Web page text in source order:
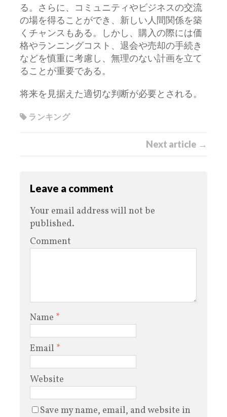
る。さらに、コミュニティやビジネスの交流
の場を得ることができ、新しい人間関係を築
くチャンスもある。しかし、購入の際には価
格やランニングコスト、退会や売却の手続き
などを慎重に考慮し、無理のない計画を立て
ることが重要である。
将来を見据えた適切な判断が必要とされる。
ランキング
Next article →
Leave a comment
Your email address will not be
published.
Comment
Name *
Email *
Website
Save my name, email, and website in